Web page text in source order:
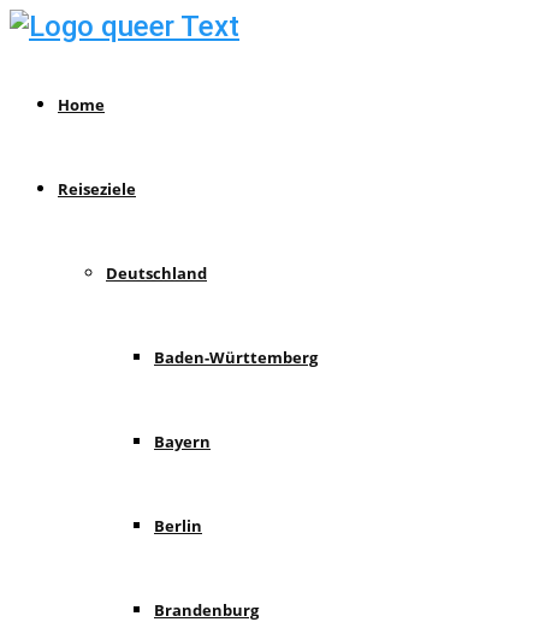
Home
Reiseziele
Deutschland
Baden-Württemberg
Bayern
Berlin
Brandenburg